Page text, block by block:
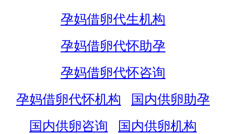
孕妈借卵代生机构
孕妈借卵代怀助孕
孕妈借卵代怀咨询
孕妈借卵代怀机构
国内供卵助孕
国内供卵咨询
国内供卵机构